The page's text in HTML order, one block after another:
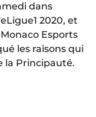
dans
2020, et
Esports
les raisons qui
la Principauté.